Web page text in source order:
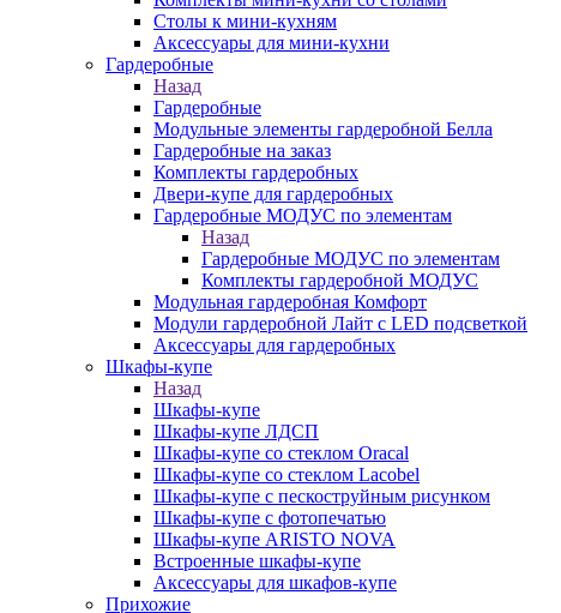
Столы к мини-кухням
Аксессуары для мини-кухни
Гардеробные
Назад
Гардеробные
Модульные элементы гардеробной Белла
Гардеробные на заказ
Комплекты гардеробных
Двери-купе для гардеробных
Гардеробные МОДУС по элементам
Назад
Гардеробные МОДУС по элементам
Комплекты гардеробной МОДУС
Модульная гардеробная Комфорт
Модули гардеробной Лайт с LED подсветкой
Аксессуары для гардеробных
Шкафы-купе
Назад
Шкафы-купе
Шкафы-купе ЛДСП
Шкафы-купе со стеклом Oracal
Шкафы-купе со стеклом Lacobel
Шкафы-купе с пескоструйным рисунком
Шкафы-купе с фотопечатью
Шкафы-купе ARISTO NOVA
Встроенные шкафы-купе
Аксессуары для шкафов-купе
Прихожие